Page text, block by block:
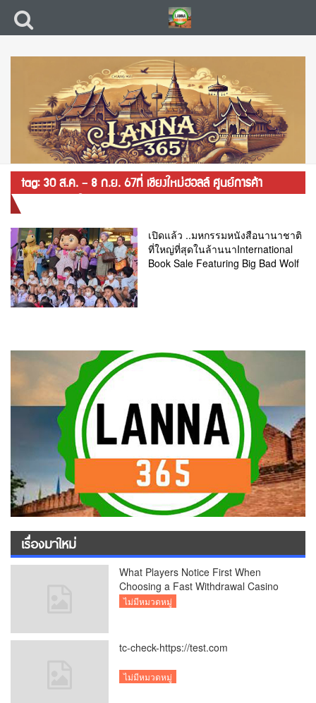
tag: 30 ส.ค. – 8 ก.ย. 67ที่ เชียงใหม่ฮอลล์ ศูนย์การค้า
เปิดแล้ว ..มหกรรมหนังสือนานาชาติ
ที่ใหญ่ที่สุดในล้านนาInternational
Book Sale Featuring Big Bad Wolf
เรื่องมาใหม่
What Players Notice First When
Choosing a Fast Withdrawal Casino
UK
ไม่มีหมวดหมู่
tc-check-https://test.com
ไม่มีหมวดหมู่